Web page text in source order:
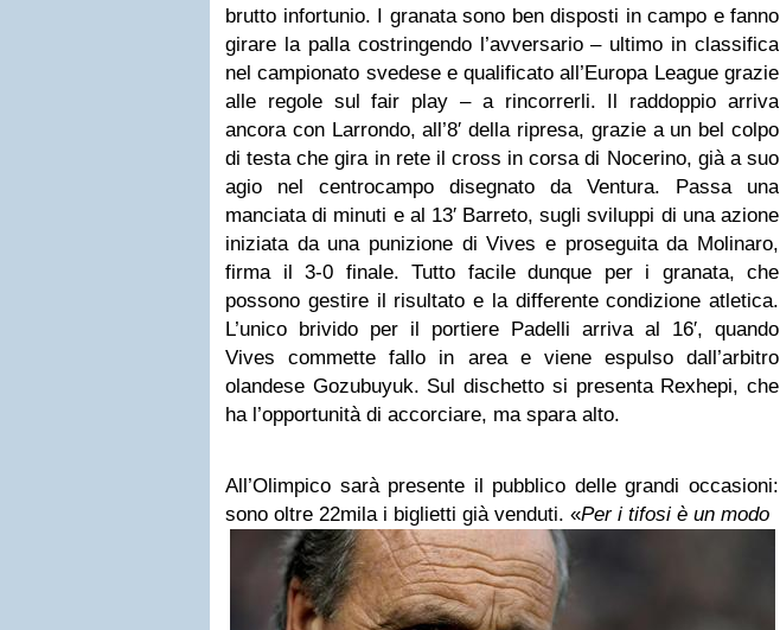
brutto infortunio. I granata sono ben disposti in campo e fanno
girare la palla costringendo l’avversario – ultimo in classifica
nel campionato svedese e qualificato all’Europa League grazie
alle regole sul fair play – a rincorrerli. Il raddoppio arriva
ancora con Larrondo, all’8′ della ripresa, grazie a un bel colpo
di testa che gira in rete il cross in corsa di Nocerino, già a suo
agio nel centrocampo disegnato da Ventura. Passa una
manciata di minuti e al 13′ Barreto, sugli sviluppi di una azione
iniziata da una punizione di Vives e proseguita da Molinaro,
firma il 3-0 finale. Tutto facile dunque per i granata, che
possono gestire il risultato e la differente condizione atletica.
L’unico brivido per il portiere Padelli arriva al 16′, quando
Vives commette fallo in area e viene espulso dall’arbitro
olandese Gozubuyuk. Sul dischetto si presenta Rexhepi, che
ha l’opportunità di accorciare, ma spara alto.
All’Olimpico sarà presente il pubblico delle grandi occasioni:
sono oltre 22mila i biglietti già venduti. «Per i tifosi è un modo